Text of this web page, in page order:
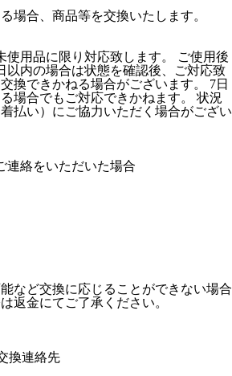
場合、商品等を交換いたします。
使用品に限り対応致します。 ご使用後
以内の場合は状態を確認後、ご対応致
換できかねる場合がございます。 7日
場合でもご対応できかねます。 状況
払い）にご協力いただく場合がござい
連絡をいただいた場合
など交換に応じることができない場合
返金にてご了承ください。
換連絡先